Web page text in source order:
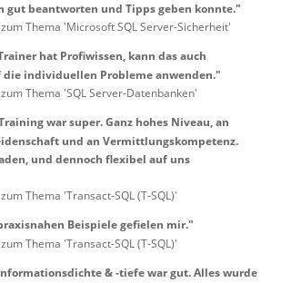
gut beantworten und Tipps geben konnte."
Thema 'Microsoft SQL Server-Sicherheit'
hat Profiwissen, kann das auch
individuellen Probleme anwenden."
Thema 'SQL Server-Datenbanken'
war super. Ganz hohes Niveau, an
und an Vermittlungskompetenz.
und dennoch flexibel auf uns
Thema 'Transact-SQL (T-SQL)'
Beispiele gefielen mir."
Thema 'Transact-SQL (T-SQL)'
& -tiefe war gut. Alles wurde